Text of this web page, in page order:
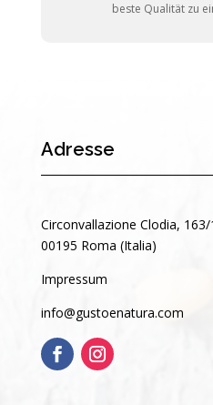
beste Qualität zu
Adresse
Circonvallazione Clodia, 163/
00195 Roma (Italia)
Impressum
info@gustoenatura.com